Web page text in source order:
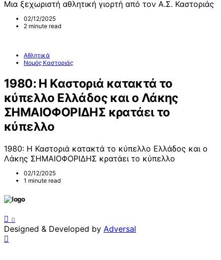
Μια ξεχωριστή αθλητική γιορτή από τον Α.Σ. Καστοριάς
02/12/2025
2 minute read
Αθλητικά
Νομός Καστοριάς
1980: Η Καστοριά κατακτά το
κύπελλο Ελλάδος και ο Λάκης
ΣΗΜΑΙΟΦΟΡΙΔΗΣ κρατάει το
κύπελλο
1980: Η Καστοριά κατακτά το κύπελλο Ελλάδος και ο
Λάκης ΣΗΜΑΙΟΦΟΡΙΔΗΣ κρατάει το κύπελλο
02/12/2025
1 minute read
0
Designed & Developed by Adversal